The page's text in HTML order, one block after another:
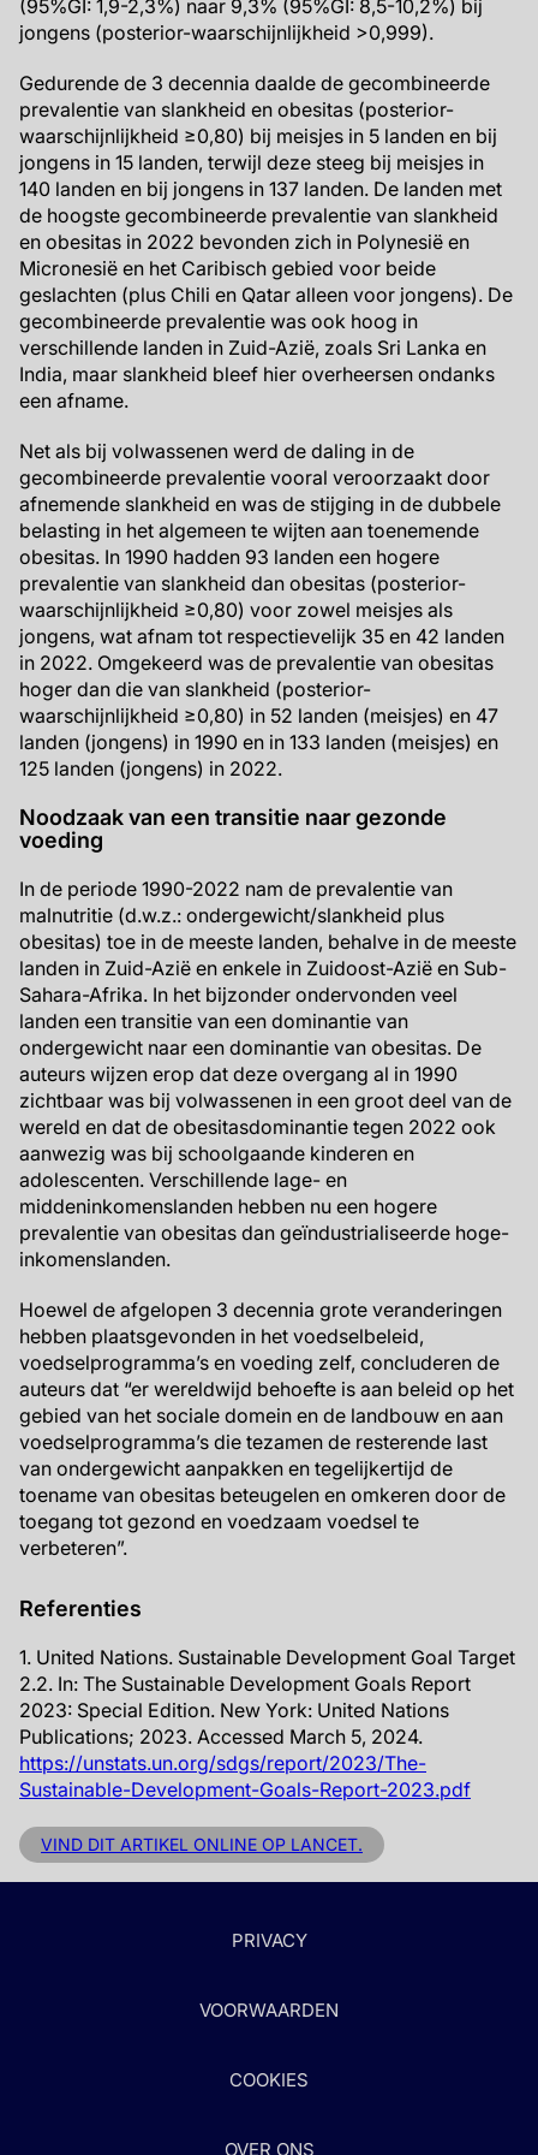
(95%GI: 1,9-2,3%) naar 9,3% (95%GI: 8,5-10,2%) bij
jongens (posterior-waarschijnlijkheid >0,999).
Gedurende de 3 decennia daalde de gecombineerde
prevalentie van slankheid en obesitas (posterior-
waarschijnlijkheid ≥0,80) bij meisjes in 5 landen en bij
jongens in 15 landen, terwijl deze steeg bij meisjes in
140 landen en bij jongens in 137 landen. De landen met
de hoogste gecombineerde prevalentie van slankheid
en obesitas in 2022 bevonden zich in Polynesië en
Micronesië en het Caribisch gebied voor beide
geslachten (plus Chili en Qatar alleen voor jongens). De
gecombineerde prevalentie was ook hoog in
verschillende landen in Zuid-Azië, zoals Sri Lanka en
India, maar slankheid bleef hier overheersen ondanks
een afname.
Net als bij volwassenen werd de daling in de
gecombineerde prevalentie vooral veroorzaakt door
afnemende slankheid en was de stijging in de dubbele
belasting in het algemeen te wijten aan toenemende
obesitas. In 1990 hadden 93 landen een hogere
prevalentie van slankheid dan obesitas (posterior-
waarschijnlijkheid ≥0,80) voor zowel meisjes als
jongens, wat afnam tot respectievelijk 35 en 42 landen
in 2022. Omgekeerd was de prevalentie van obesitas
hoger dan die van slankheid (posterior-
waarschijnlijkheid ≥0,80) in 52 landen (meisjes) en 47
landen (jongens) in 1990 en in 133 landen (meisjes) en
125 landen (jongens) in 2022.
Noodzaak van een transitie naar gezonde
voeding
In de periode 1990-2022 nam de prevalentie van
malnutritie (d.w.z.: ondergewicht/slankheid plus
obesitas) toe in de meeste landen, behalve in de meeste
landen in Zuid-Azië en enkele in Zuidoost-Azië en Sub-
Sahara-Afrika. In het bijzonder ondervonden veel
landen een transitie van een dominantie van
ondergewicht naar een dominantie van obesitas. De
auteurs wijzen erop dat deze overgang al in 1990
zichtbaar was bij volwassenen in een groot deel van de
wereld en dat de obesitasdominantie tegen 2022 ook
aanwezig was bij schoolgaande kinderen en
adolescenten. Verschillende lage- en
middeninkomenslanden hebben nu een hogere
prevalentie van obesitas dan geïndustrialiseerde hoge-
inkomenslanden.
Hoewel de afgelopen 3 decennia grote veranderingen
hebben plaatsgevonden in het voedselbeleid,
voedselprogramma’s en voeding zelf, concluderen de
auteurs dat “er wereldwijd behoefte is aan beleid op het
gebied van het sociale domein en de landbouw en aan
voedselprogramma’s die tezamen de resterende last
van ondergewicht aanpakken en tegelijkertijd de
toename van obesitas beteugelen en omkeren door de
toegang tot gezond en voedzaam voedsel te
verbeteren”.
Referenties
1. United Nations. Sustainable Development Goal Target
2.2. In: The Sustainable Development Goals Report
2023: Special Edition. New York: United Nations
Publications; 2023. Accessed March 5, 2024.
https://unstats.un.org/sdgs/report/2023/The-
Sustainable-Development-Goals-Report-2023.pdf
VIND DIT ARTIKEL ONLINE OP LANCET.
PRIVACY
VOORWAARDEN
COOKIES
OVER ONS